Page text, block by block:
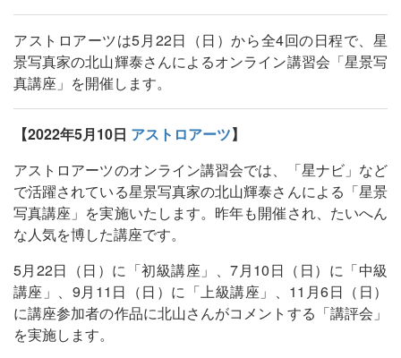
アストロアーツは5月22日（日）から全4回の日程で、星
景写真家の北山輝泰さんによるオンライン講習会「星景写
真講座」を開催します。
【2022年5月10日 アストロアーツ】
アストロアーツのオンライン講習会では、「星ナビ」など
で活躍されている星景写真家の北山輝泰さんによる「星景
写真講座」を実施いたします。昨年も開催され、たいへん
な人気を博した講座です。
5月22日（日）に「初級講座」、7月10日（日）に「中級
講座」、9月11日（日）に「上級講座」、11月6日（日）
に講座参加者の作品に北山さんがコメントする「講評会」
を実施します。